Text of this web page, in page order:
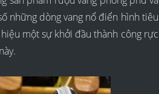
những dòng vang nổ điển hình tiêu
một sự khởi đầu thành công rực